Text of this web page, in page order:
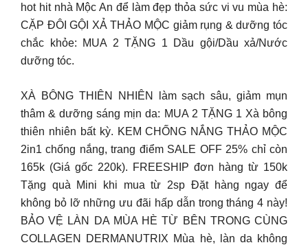
hot hit nhà Mộc An để làm đẹp thỏa sức vi vu mùa hè:
CẶP ĐÔI GỘI XẢ THẢO MỘC giảm rụng & dưỡng tóc
chắc khỏe: MUA 2 TẶNG 1 Dầu gội/Dầu xả/Nước
dưỡng tóc.
XÀ BÔNG THIÊN NHIÊN làm sạch sâu, giảm mụn
thâm & dưỡng sáng mịn da: MUA 2 TẶNG 1 Xà bông
thiên nhiên bất kỳ. KEM CHỐNG NẮNG THẢO MỘC
2in1 chống nắng, trang điểm SALE OFF 25% chỉ còn
165k (Giá gốc 220k). FREESHIP đơn hàng từ 150k
Tặng quà Mini khi mua từ 2sp Đặt hàng ngay để
không bỏ lỡ những ưu đãi hấp dẫn trong tháng 4 này!
BẢO VỆ LÀN DA MÙA HÈ TỪ BÊN TRONG CÙNG
COLLAGEN DERMANUTRIX Mùa hè, làn da không